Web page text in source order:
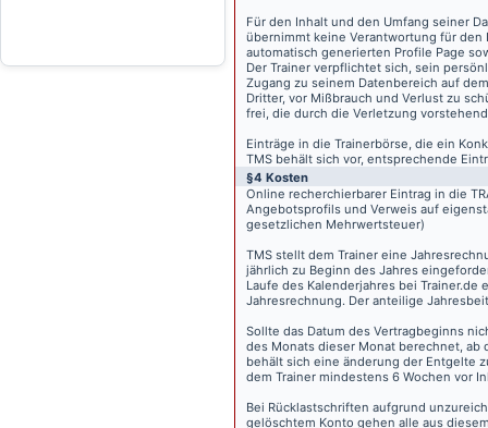
Für den Inhalt und den Umfang seiner
übernimmt keine Verantwortung für den
automatisch generierten Profile Page
Der Trainer verpflichtet sich, sein
Zugang zu seinem Datenbereich auf
Dritter, vor Mißbrauch und Verlust zu
frei, die durch die Verletzung
Einträge in die Trainerbörse, die ein
TMS behält sich vor, entsprechende
§4 Kosten
Online recherchierbarer Eintrag in die
Angebotsprofils und Verweis auf
gesetzlichen Mehrwertsteuer)
TMS stellt dem Trainer eine
jährlich zu Beginn des Jahres
Laufe des Kalenderjahres bei
Jahresrechnung. Der anteilige
Sollte das Datum des Vertragbeginns
des Monats dieser Monat berechnet, ab
behält sich eine änderung der Entgelte
dem Trainer mindestens 6 Wochen vor
Bei Rücklastschriften aufgrund
gelöschtem Konto gehen alle aus